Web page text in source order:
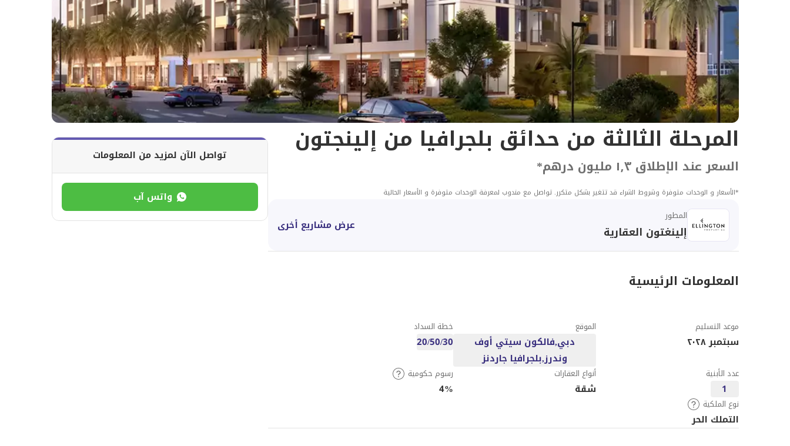
المرحلة الثالثة من حدائق بلجرافيا من إلينجتون
السعر عند الإطلاق ١٫٣ مليون درهم *
*الأسعار و الوحدات متوفرة وشروط الشراء قد تتغير بشكل متكرر. تواصل مع مندوب لمعرفة الوحدات متوفرة و الأسعار الحالية
المطور
إلينغتون العقارية عرض مشاريع أخرى
المعلومات الرئيسية
موعد التسليم
سبتمبر ٢٠٢٨
الموقع
دبي,فالكون سيتي أوف
وندرز,بلجرافيا جاردنز
خطة السداد
20/50/30
عدد الأبنية
1
أنواع العقارات
شقة
رسوم حكومية
4%
نوع الملكية
التملك الحر
تواصل الآن لمزيد من المعلومات
واتس آب